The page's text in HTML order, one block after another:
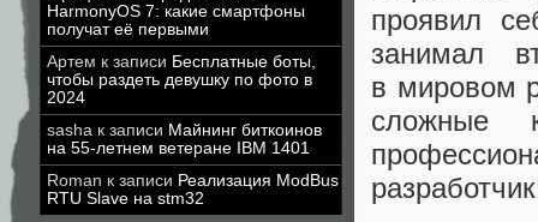
HarmonyOS 7: какие смартфоны
получат её первыми
Артем к записи Бесплатные боты,
чтобы раздеть девушку по фото в
2024
sasha к записи Майнинг биткоинов
на 55-летнем ветеране IBM 1401
Roman к записи Реализация ModBus
RTU Slave на stm32
проявил
занимал
в мировом
сложные